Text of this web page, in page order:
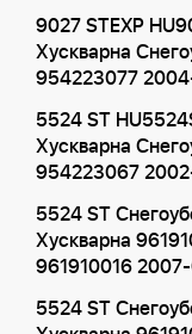
9027 STEXP
Хускварна
954223077
5524 ST
Хускварна
954223067
5524 ST
Хускварна
961910016
5524 ST